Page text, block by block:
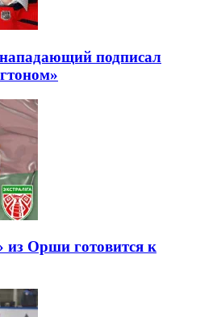
подписал
Орши готовится к